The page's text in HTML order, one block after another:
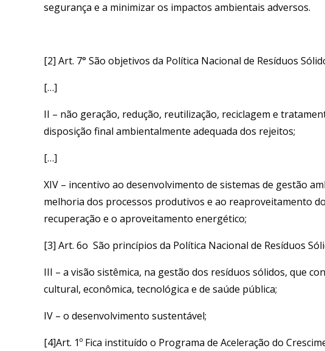
segurança e a minimizar os impactos ambientais adversos.
[2] Art. 7° São objetivos da Política Nacional de Resíduos
[…]
II – não geração, redução, reutilização, reciclagem e
disposição final ambientalmente adequada dos rejeitos;
[…]
XIV – incentivo ao desenvolvimento de sistemas de gestão
melhoria dos processos produtivos e ao reaproveitamento
recuperação e o aproveitamento energético;
[3] Art. 6o São princípios da Política Nacional de Resíduos
III – a visão sistêmica, na gestão dos resíduos sólidos, que
cultural, econômica, tecnológica e de saúde pública;
IV – o desenvolvimento sustentável;
[4]Art. 1º Fica instituído o Programa de Aceleração do